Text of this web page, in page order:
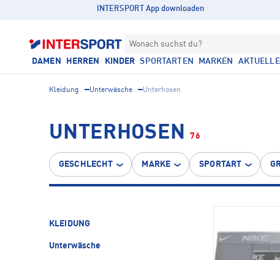
INTERSPORT App downloaden
Wonach suchst du?
DAMEN HERREN KINDER SPORTARTEN MARKEN
Kleidung Unterwäsche Unterhosen
UNTERHOSEN 76
GESCHLECHT MARKE SPORTART
KLEIDUNG
Unterwäsche